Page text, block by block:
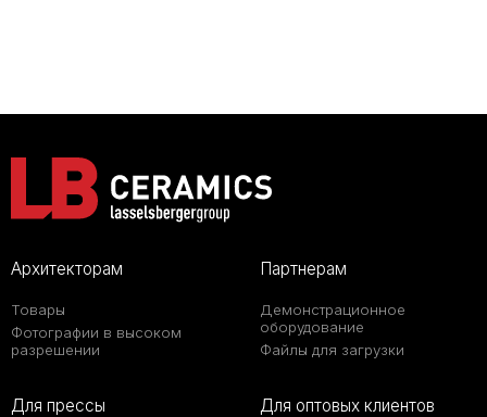
Архитекторам
Товары
Фотографии в высоком
разрешении
Партнерам
Демонстрационное
оборудование
Файлы для загрузки
Для прессы Для оптовых клиентов